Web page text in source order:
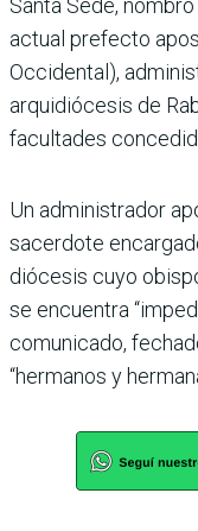
Santa Sede,
actual prefecto
Occidental),
arquidiócesis de
facultades
Un administrador
sacerdote
diócesis cuyo
se encuentra
comunicado,
“hermanos y